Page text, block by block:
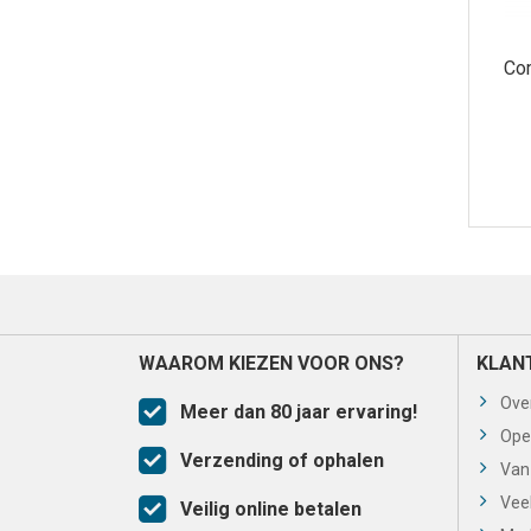
WAAROM KIEZEN VOOR ONS?
Meer dan 80 jaar ervaring!
Verzending of ophalen
Veilig online betalen